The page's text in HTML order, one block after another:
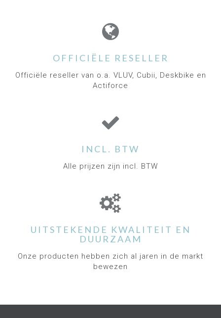
OFFICIËLE RESELLER
Officiële reseller van o.a. VLUV, Cubii, Deskbike en
Actiforce
INCL. BTW
Alle prijzen zijn incl. BTW
UITSTEKENDE KWALITEIT EN
DUURZAAM
Onze producten hebben zich al jaren in de markt
bewezen